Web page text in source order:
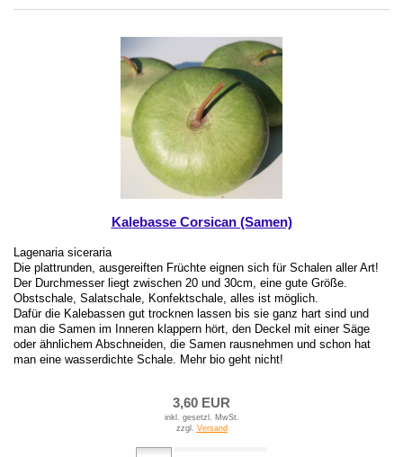
Kalebasse Corsican (Samen)
Lagenaria siceraria
Die plattrunden, ausgereiften Früchte eignen sich für Schalen aller Art!
Der Durchmesser liegt zwischen 20 und 30cm, eine gute Größe.
Obstschale, Salatschale, Konfektschale, alles ist möglich.
Dafür die Kalebassen gut trocknen lassen bis sie ganz hart sind und
man die Samen im Inneren klappern hört, den Deckel mit einer Säge
oder ähnlichem Abschneiden, die Samen rausnehmen und schon hat
man eine wasserdichte Schale. Mehr bio geht nicht!
3,60 EUR
inkl. gesetzl. MwSt.
zzgl. Versand